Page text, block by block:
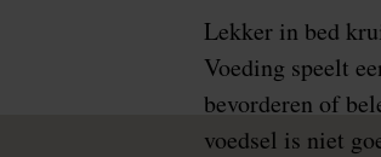
Lekker in bed
Voeding speelt
bevorderen of
voedsel is niet